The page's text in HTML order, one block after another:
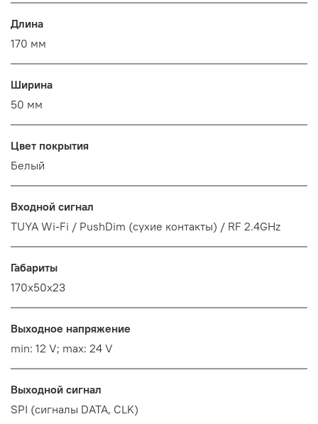
Длина
170 мм
Ширина
50 мм
Цвет покрытия
Белый
Входной сигнал
TUYA Wi-Fi / PushDim (сухие контакты) / RF 2.4GHz
Габариты
170x50x23
Выходное напряжение
min: 12 V; max: 24 V
Выходной сигнал
SPI (сигналы DATA, CLK)